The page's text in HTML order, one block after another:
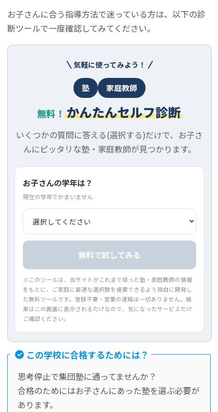
お子さんに合う指導方法で迷っている方は、以下の診
断ツールで一度確認してみてください。
気軽に使ってみよう！
塾 家庭教師
無料！ かんたんセルフ診断
いくつかの質問に答える(選択する)だけで、お子さ
んにピッタリな塾・家庭教師が見つかります。
お子さんの学年は？
現在の学年でかまいません
無料で試してみる
※このツールは、当サイトがこれまで培った塾・家庭教師の情報
をもとに、ご家庭に最適な選択肢を提案できるよう独自に開発し
た無料ツールです。登録不要・営業の連絡は一切ありません。結
果はこの画面に表示されるだけなので、気になったサービスだけ
ご確認ください。
この学校に合格するためには？
思考停止で集団塾に通ってませんか？
合格のためにはお子さんにあった塾を選ぶ必要が
あります。